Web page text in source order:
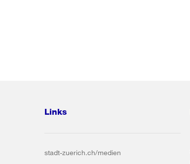
Links
stadt-zuerich.ch/medien